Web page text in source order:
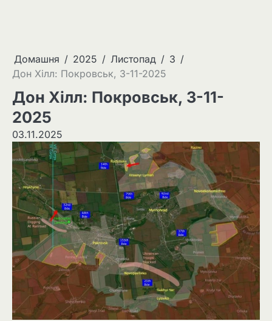
Домашня 2025 Листопад
3
Дон Хілл: Покровськ, 3-11-2025
Дон Хілл: Покровськ, 3-11-
2025
03.11.2025